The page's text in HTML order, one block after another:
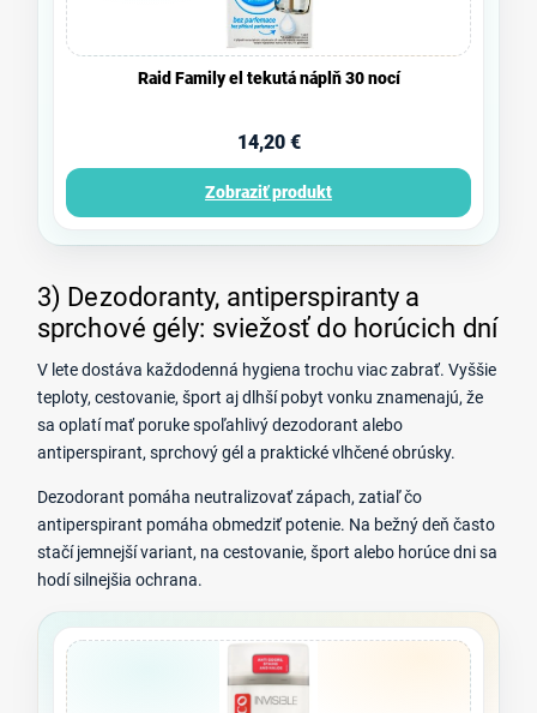
Raid Family el tekutá náplň 30 nocí
14,20 €
Zobraziť produkt
3) Dezodoranty, antiperspiranty a
sprchové gély: sviežosť do horúcich dní
V lete dostáva každodenná hygiena trochu viac zabrať. Vyššie
teploty, cestovanie, šport aj dlhší pobyt vonku znamenajú, že
sa oplatí mať poruke spoľahlivý dezodorant alebo
antiperspirant, sprchový gél a praktické vlhčené obrúsky.
Dezodorant pomáha neutralizovať zápach, zatiaľ čo
antiperspirant pomáha obmedziť potenie. Na bežný deň často
stačí jemnejší variant, na cestovanie, šport alebo horúce dni sa
hodí silnejšia ochrana.